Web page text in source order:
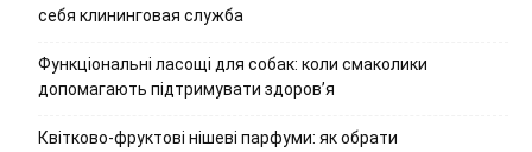
себя клининговая служба
Функціональні ласощі для собак: коли смаколики
допомагають підтримувати здоров’я
Квітково-фруктові нішеві парфуми: як обрати